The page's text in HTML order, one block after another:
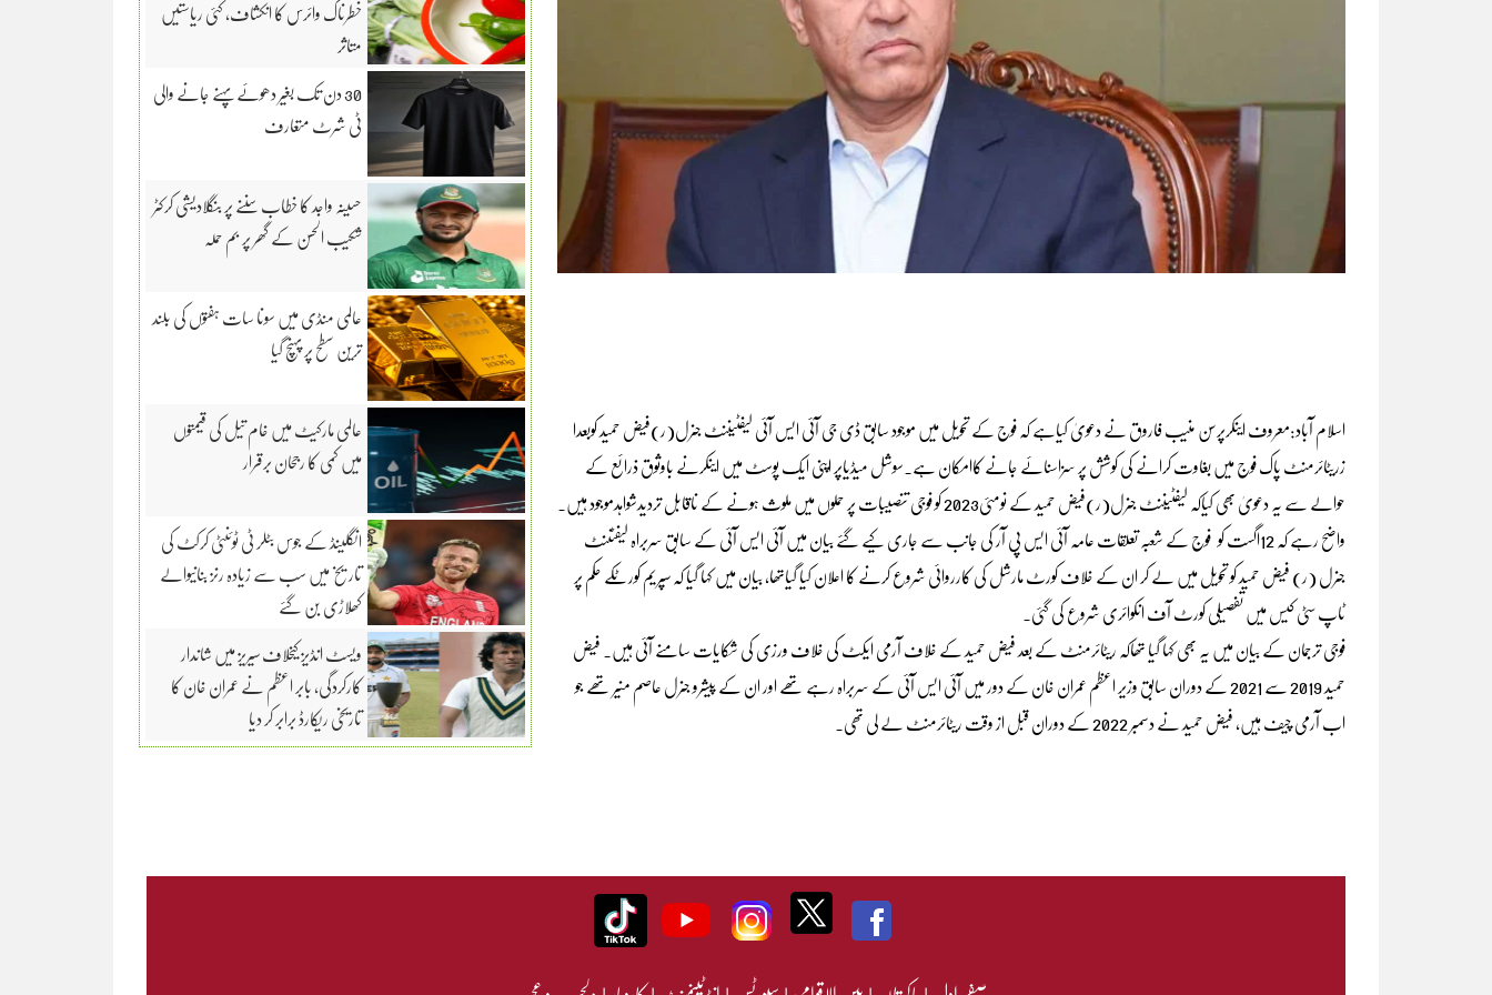
اسلام آباد:معروف اینکرپرسن منیب فاروق نے دعویٰ کیاہے کہ فوج کے تحویل میں موجود سابق ڈی جی آئی ایس آئی لیفٹیننٹ جنرل(ر)فیض حمید کوبعدا
زریٹائرمنٹ پاک فوج میں بغاوت کرانے کی کوشش پر سزاسنائے جانے کاامکان ہے۔سوشل میڈیاپر اپنی ایک پوسٹ میں اینکرنے باوثوق ذرائع کے
حوالے سے یہ دعویٰ بھی کیاکہ لیفٹیننٹ جنرل(ر)فیض حمید کے نومئی2023 کو فوجی تنصیبات پر حملوں میں ملوث ہونے کے ناقابل تردیدشواہدموجود ہیں۔
واضح رہے کہ 12اگست کو فوج کے شعبہ تعلقات عامہ آئی ایس پی آر کی جانب سے جاری کیے گئے بیان میں آئی ایس آئی کے سابق سربراہ لیفٹننٹ
جنرل (ر) فیض حمید کو تحویل میں لے کر ان کے خلاف کورٹ مارشل کی کارروائی شروع کرنے کا اعلان کیا گیاتھا، بیان میں کہا گیا کہ سپریم کورٹکے حکم پر
ٹاپ سٹی کیس میں تفصیلی کورٹ آف انکوائری شروع کی گئی۔
فوجی ترجمان کے بیان میں یہ بھی کہا گیا تھاکہ ریٹائرمنٹ کے بعد فیض حمید کے خلاف آرمی ایکٹ کی خلاف ورزی کی شکایات سامنے آئی ہیں۔ فیض
حمید 2019 سے 2021 کے دوران سابق وزیر اعظم عمران خان کے دور میں آئی ایس آئی کے سربراہ رہے تھے اور ان کے پیشرو جنرل عاصم منیر تھے جو
اب آرمی چیف ہیں، فیض حمید نے دسمبر 2022 کے دوران قبل از وقت ریٹائرمنٹ لے لی تھی۔
خطرناک وائرس کا انکشاف، کئی ریاستیں
متاثر
30 دن تک بغیر دھوئے پہنے جانے والی
ٹی شرٹ متعارف
حسینہ واجد کا خطاب سننے پر بنگلادیشی کرکٹر
شکیب الحسن کے گھر پر بم حملہ
عالمی منڈی میں سونا سات ہفتوں کی بلند
ترین سطح پر پہنچ گیا
عالمی مارکیٹ میں خام تیل کی قیمتوں
میں کمی کا رجحان برقرار
انگلینڈ کے جوس بٹلر ٹی ٹوئنٹی کرکٹ کی
تاریخ میں سب سے زیادہ رنز بنانیوالے
کھلاڑی بن گئے
ویسٹ انڈیز کیخلاف سیریز میں شاندار
کارکردگی، بابر اعظم نے عمران خان کا
تاریخی ریکارڈ برابر کر دیا